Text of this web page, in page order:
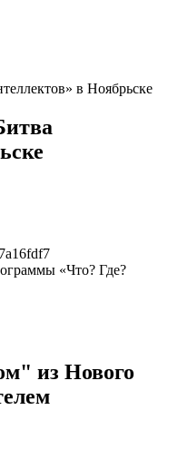
в Ноябрьске
«Что? Где?
из Нового